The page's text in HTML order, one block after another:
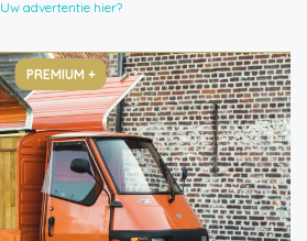
Uw advertentie hier?
PREMIUM +